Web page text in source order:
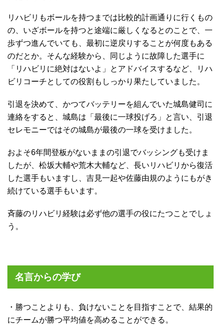
リハビリもボールを持つまでは比較的計画通りに行くもの
の、いざボールを持つと途端に厳しくなるとのことで、一
歩ずつ進んでいても、最初に逆戻りすることが何度もある
のだとか。そんな経験から、同じように故障した選手に
「リハビリに絶対はないよ」とアドバイスするなど、リハ
ビリコーチとしての役割もしっかり果たしていました。
引退を決めて、かつてバッテリーを組んでいた城島健司に
連絡をすると、城島は「最後に一球投げろ」と言い、引退
セレモニーではその城島が最後の一球を受けました。
およそ6年間登板がないままの引退でバッシングも受けま
したが、松坂大輔や荒木大輔など、長いリハビリから復活
した選手もいますし、吉見一起や佐藤由規のようにもがき
続けている選手もいます。
斉藤のリハビリ経験は必ず他の選手の役にたつことでしょ
う。
名言からの学び
・勝つことよりも、負けないことを目指すことで、結果的
にチームが勝つ平均値を高めることができる。